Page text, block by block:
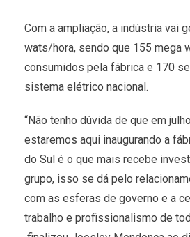
Com a ampliação, a indústria vai
wats/hora, sendo que 155 mega
consumidos pela fábrica e 170
sistema elétrico nacional.
“Não tenho dúvida de que em
estaremos aqui inaugurando a
do Sul é o que mais recebe
grupo, isso se dá pelo
com as esferas de governo e a
trabalho e profissionalismo de